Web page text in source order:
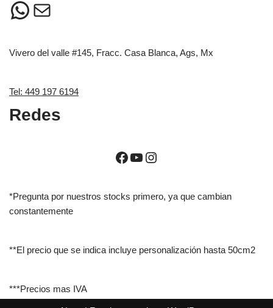
Vivero del valle #145, Fracc. Casa Blanca, Ags, Mx
Tel: 449 197 6194
Redes
*Pregunta por nuestros stocks primero, ya que cambian
constantemente
**El precio que se indica incluye personalización hasta 50cm2
***Precios mas IVA